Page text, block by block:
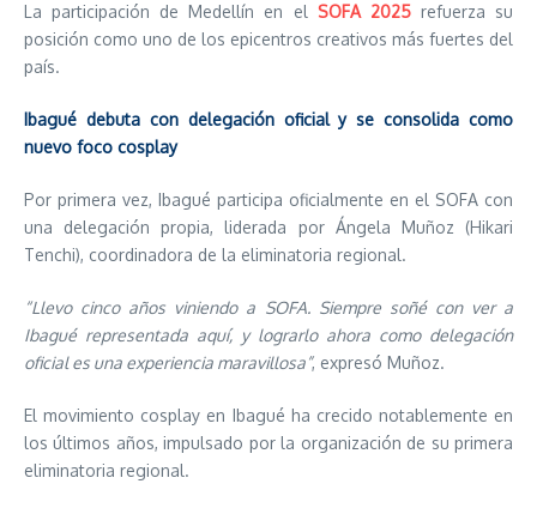
La participación de Medellín en el SOFA 2025refuerza su
posición como uno de los epicentros creativos más fuertes del
país.
Ibagué debuta con delegación oficial y se consolida como
nuevo foco cosplay
Por primera vez, Ibagué participa oficialmente en el SOFA con
una delegación propia, liderada por Ángela Muñoz (Hikari
Tenchi), coordinadora de la eliminatoria regional.
“Llevo cinco años viniendo a SOFA. Siempre soñé con ver a
Ibagué representada aquí, y lograrlo ahora como delegación
oficial es una experiencia maravillosa”, expresó Muñoz.
El movimiento cosplay en Ibagué ha crecido notablemente en
los últimos años, impulsado por la organización de su primera
eliminatoria regional.